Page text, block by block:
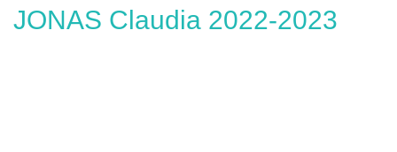
JONAS Claudia 2022-2023